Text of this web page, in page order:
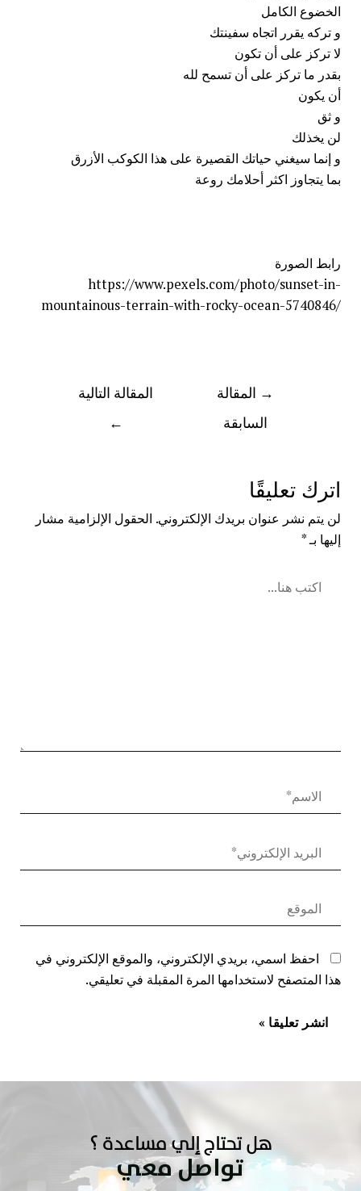
الخضوع الكامل
و تركه يقرر اتجاه سفينتك
لا تركز على أن تكون
بقدر ما تركز على أن تسمح لله
أن يكون
وثق
لن يخذلك
و إنما سيغني حياتك القصيرة على هذا الكوكب الأزرق
بما يتجاوز اكثر أحلامك روعة
رابط الصورة
https://www.pexels.com/photo/sunset-in-
mountainous-terrain-with-rocky-ocean-5740846/
→ المقالة
السابقة
المقالة التالية
←
اترك تعليقًا
لن يتم نشر عنوان بريدك الإلكتروني. الحقول الإلزامية مشار
إليها بـ*
احفظ اسمي، بريدي الإلكتروني، والموقع الإلكتروني في
هذا المتصفح لاستخدامها المرة المقبلة في تعليقي.
هل تحتاج إلي مساعدة ؟
تواصل معي